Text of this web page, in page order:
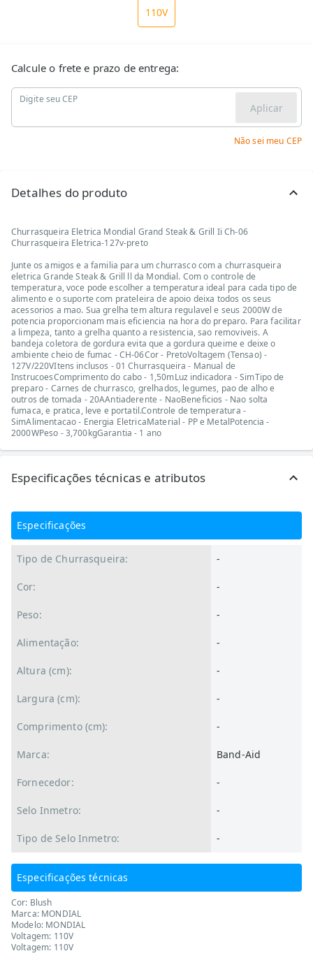
110V
Calcule o frete e prazo de entrega:
Digite seu CEP
Aplicar
Não sei meu CEP
Detalhes do produto
Churrasqueira Eletrica Mondial Grand Steak & Grill Ii Ch-06
Churrasqueira Eletrica-127v-preto
Junte os amigos e a familia para um churrasco com a churrasqueira
eletrica Grande Steak & Grill ll da Mondial. Com o controle de
temperatura, voce pode escolher a temperatura ideal para cada tipo de
alimento e o suporte com prateleira de apoio deixa todos os seus
acessorios a mao. Sua grelha tem altura regulavel e seus 2000W de
potencia proporcionam mais eficiencia na hora do preparo. Para facilitar
a limpeza, tanto a grelha quanto a resistencia, sao removiveis. A
bandeja coletora de gordura evita que a gordura queime e deixe o
ambiente cheio de fumac - CH-06Cor - PretoVoltagem (Tensao) -
127V/220VItens inclusos - 01 Churrasqueira - Manual de
InstrucoesComprimento do cabo - 1,50mLuz indicadora - SimTipo de
preparo - Carnes de churrasco, grelhados, legumes, pao de alho e
outros de tomada - 20AAntiaderente - NaoBeneficios - Nao solta
fumaca, e pratica, leve e portatil.Controle de temperatura -
SimAlimentacao - Energia EletricaMaterial - PP e MetalPotencia -
2000WPeso - 3,700kgGarantia - 1 ano
Especificações técnicas e atributos
Especificações
Tipo de Churrasqueira: -
Cor: -
Peso: -
Alimentação: -
Altura (cm): -
Largura (cm): -
Comprimento (cm): -
Marca: Band-Aid
Fornecedor: -
Selo Inmetro: -
Tipo de Selo Inmetro: -
Especificações técnicas
Cor: Blush
Marca: MONDIAL
Modelo: MONDIAL
Voltagem: 110V
Voltagem: 110V